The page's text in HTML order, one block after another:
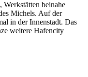
Werkstätten beinahe
Michels. Auf der
in der Innenstadt. Das
weitere Hafencity